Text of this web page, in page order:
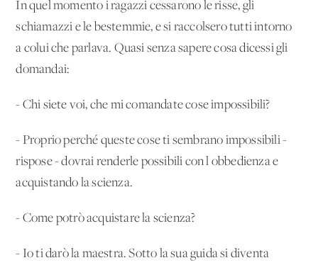
In quel momento i ragazzi cessarono le risse, gli
schiamazzi e le bestemmie, e si raccolsero tutti intorno
a colui che parlava. Quasi senza sapere cosa dicessi gli
domandai:
- Chi siete voi, che mi comandate cose impossibili?
- Proprio perché queste cose ti sembrano impossibili -
rispose - dovrai renderle possibili con l'obbedienza e
acquistando la scienza.
- Come potrò acquistare la scienza?
- Io ti darò la maestra. Sotto la sua guida si diventa